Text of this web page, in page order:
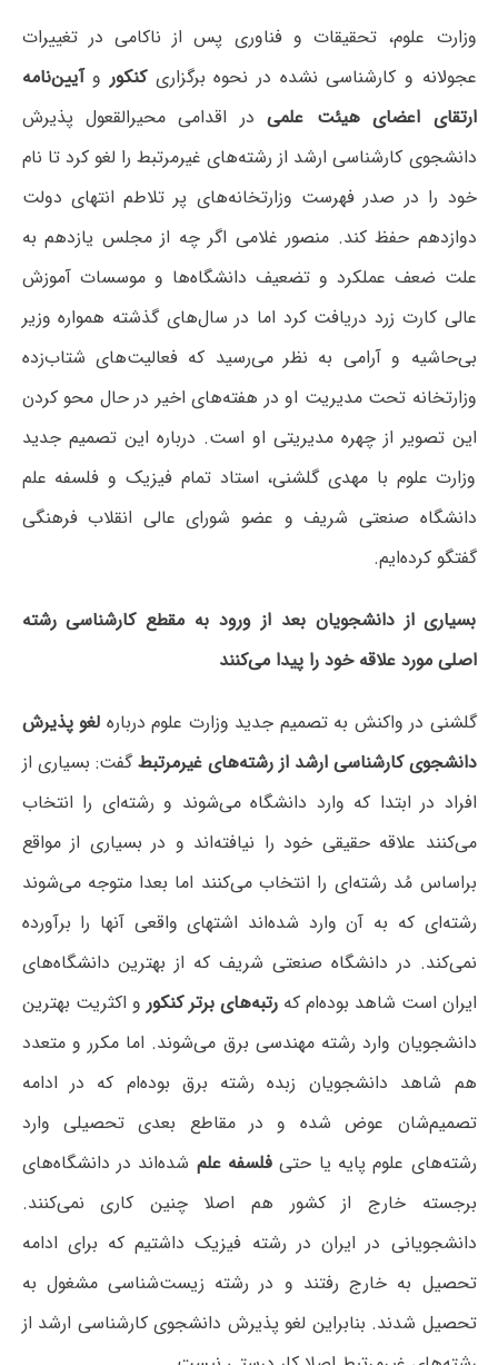
وزارت علوم، تحقیقات و فناوری پس از ناکامی در تغییرات
عجولانه و کارشناسی نشده در نحوه برگزاریکنکور و آیین‌نامه
ارتقای اعضای هیئت علمیدر اقدامی محیرالقعول پذیرش
دانشجوی کارشناسی ارشد از رشته‌های غیرمرتبط را لغو کرد تا نام
خود را در صدر فهرست وزارتخانه‌های پر تلاطم انتهای دولت
دوازدهم حفظ کند. منصور غلامی اگر چه از مجلس یازدهم به
علت ضعف عملکرد و تضعیف دانشگاه‌ها و موسسات آموزش
عالی کارت زرد دریافت کرد اما در سال‌های گذشته همواره وزیر
بی‌حاشیه و آرامی به نظر می‌رسید که فعالیت‌های شتاب‌زده
وزارتخانه تحت مدیریت او در هفته‌های اخیر در حال محو کردن
این تصویر از چهره مدیریتی او است. درباره این تصمیم جدید
وزارت علوم با مهدی گلشنی، استاد تمام فیزیک و فلسفه علم
دانشگاه صنعتی شریف و عضو شورای عالی انقلاب فرهنگی
گفتگو کرده‌ایم.
بسیاری از دانشجویان بعد از ورود به مقطع کارشناسی رشته
اصلی مورد علاقه خود را پیدا می‌کنند
گلشنی در واکنش به تصمیم جدید وزارت علوم درباره لغو پذیرش
دانشجوی کارشناسی ارشد از رشته‌های غیرمرتبطگفت: بسیاری از
افراد در ابتدا که وارد دانشگاه می‌شوند و رشته‌ای را انتخاب
می‌کنند علاقه‌ حقیقی خود را نیافته‌اند و در بسیاری از مواقع
براساس مُد رشته‌ای را انتخاب می‌کنند اما بعدا متوجه می‌شوند
رشته‌ای که به آن وارد شده‌اند اشتهای واقعی آنها را برآورده
نمی‌کند. در دانشگاه صنعتی شریف که از بهترین دانشگاه‌های
ایران است شاهد بوده‌ام کهرتبه‌های برتر کنکور و اکثریت بهترین
دانشجویان وارد رشته مهندسی برق می‌شوند. اما مکرر و متعدد
هم شاهد دانشجویان زبده رشته برق بوده‌ام که در ادامه
تصمیم‌شان عوض شده و در مقاطع بعدی تحصیلی وارد
رشته‌های علوم پایه یا حتیفلسفه علم شده‌اند در دانشگاه‌های
برجسته خارج از کشور هم اصلا چنین کاری نمی‌کنند.
دانشجویانی در ایران در رشته فیزیک داشتیم که برای ادامه
تحصیل به خارج رفتند و در رشته زیست‌شناسی مشغول به
تحصیل شدند. بنابراین لغو پذیرش دانشجوی کارشناسی ارشد از